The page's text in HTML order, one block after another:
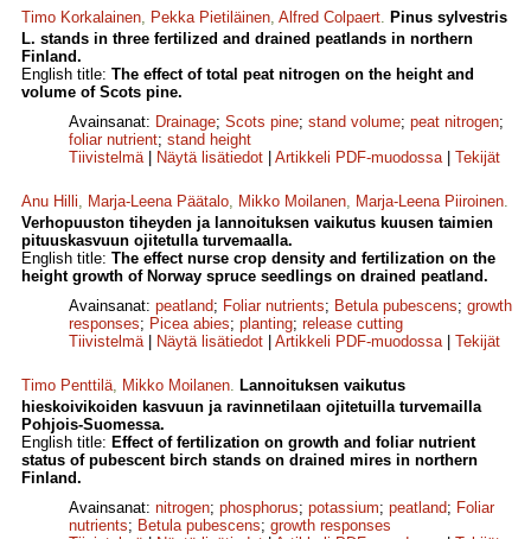
Timo Korkalainen, Pekka Pietiläinen, Alfred Colpaert. Pinus sylvestris
L. stands in three fertilized and drained peatlands in northern
Finland.
English title: The effect of total peat nitrogen on the height and
volume of Scots pine.
Avainsanat: Drainage; Scots pine; stand volume; peat nitrogen;
foliar nutrient; stand height
Tiivistelmä| Näytä lisätiedot Artikkeli PDF-muodossa| Tekijät
Anu Hilli, Marja-Leena Päätalo, Mikko Moilanen, Marja-Leena Piiroinen.
Verhopuuston tiheyden ja lannoituksen vaikutus kuusen taimien
pituuskasvuun ojitetulla turvemaalla.
English title: The effect nurse crop density and fertilization on the
height growth of Norway spruce seedlings on drained peatland.
Avainsanat: peatland; Foliar nutrients; Betula pubescens; growth
responses; Picea abies; planting; release cutting
Tiivistelmä| Näytä lisätiedot Artikkeli PDF-muodossa| Tekijät
Timo Penttilä, Mikko Moilanen. Lannoituksen vaikutus
hieskoivikoiden kasvuun ja ravinnetilaan ojitetuilla turvemailla
Pohjois-Suomessa.
English title: Effect of fertilization on growth and foliar nutrient
status of pubescent birch stands on drained mires in northern
Finland.
Avainsanat: nitrogen; phosphorus; potassium; peatland; Foliar
nutrients; Betula pubescens; growth responses